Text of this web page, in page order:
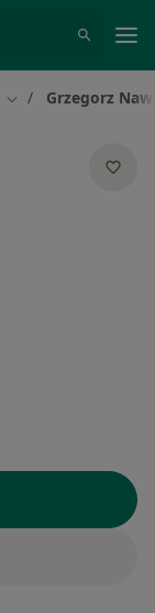
Zmień miasto
Grzegorz